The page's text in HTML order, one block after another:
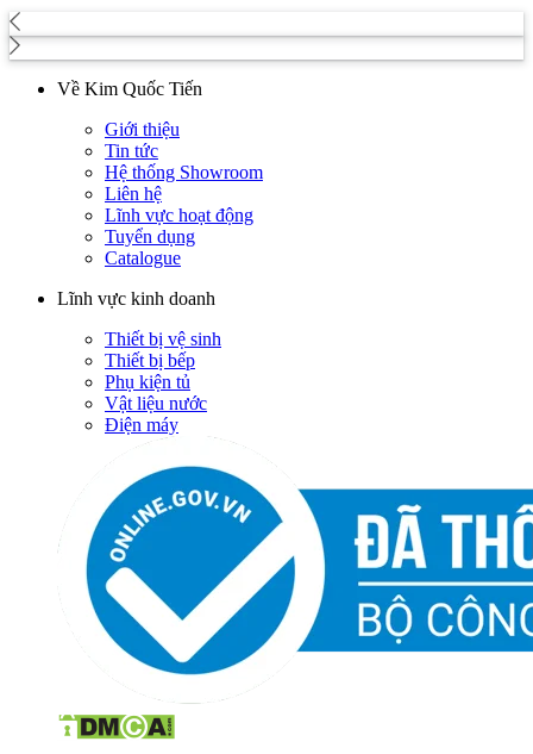
Về Kim Quốc Tiến
Giới thiệu
Tin tức
Hệ thống Showroom
Liên hệ
Lĩnh vực hoạt động
Tuyển dụng
Catalogue
Lĩnh vực kinh doanh
Thiết bị vệ sinh
Thiết bị bếp
Phụ kiện tủ
Vật liệu nước
Điện máy